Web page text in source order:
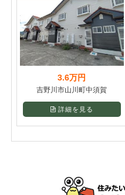
3.6万円
吉野川市山川町中須賀
詳細を見る